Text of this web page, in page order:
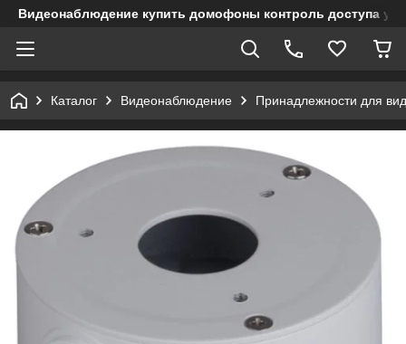
Видеонаблюдение купить домофоны контроль доступа
Каталог Видеонаблюдение Принадлежности для